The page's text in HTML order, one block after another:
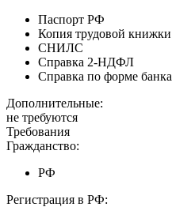
Паспорт РФ
Копия трудовой книжки
СНИЛС
Справка 2-НДФЛ
Справка по форме банка
Дополнительные:
не требуются
Требования
Гражданство:
РФ
Регистрация в РФ: